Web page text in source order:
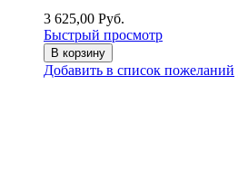
3 625,00 Руб.
Быстрый просмотр
В корзину
Добавить в список пожеланий